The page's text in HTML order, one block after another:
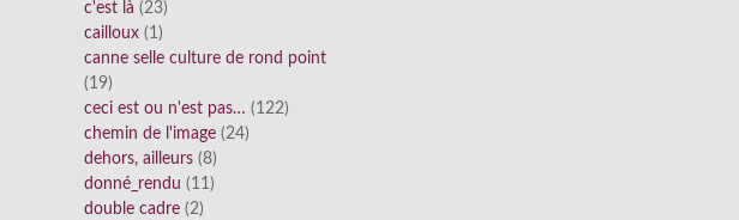
c'est là (23)
cailloux (1)
canne selle culture de rond point
(19)
ceci est ou n'est pas… (122)
chemin de l'image (24)
dehors, ailleurs (8)
donné_rendu (11)
double cadre (2)